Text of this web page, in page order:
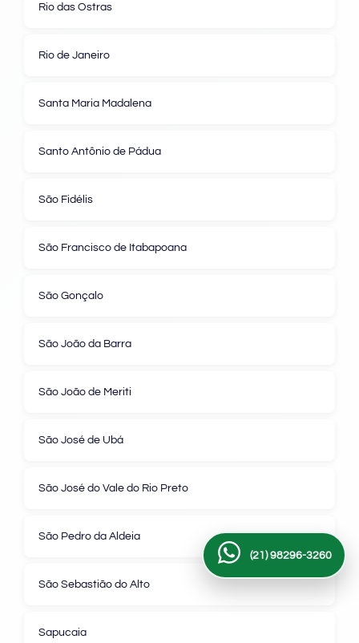
Rio das Ostras
Rio de Janeiro
Santa Maria Madalena
Santo Antônio de Pádua
São Fidélis
São Francisco de Itabapoana
São Gonçalo
São João da Barra
São João de Meriti
São José de Ubá
São José do Vale do Rio Preto
São Pedro da Aldeia
São Sebastião do Alto
Sapucaia
(21) 98296-3260